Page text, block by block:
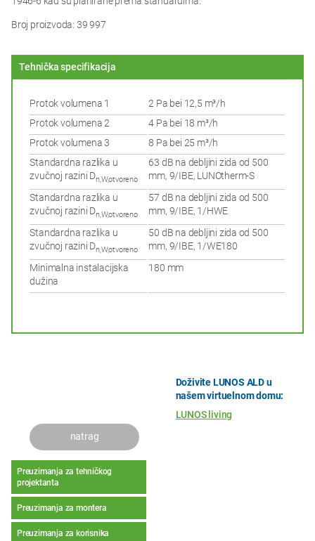
natrag
Preuzimanja za tehničkog
projektanta
Preuzimanja za montera
Preuzimanja za korisnika
Broj proizvoda: 39 997
Tehnička specifikacija
Protok volumena 1
2 Pa bei 12,5 m³/h
Protok volumena 2
4 Pa bei 18 m³/h
Protok volumena 3
8 Pa bei 25 m³/h
Standardna razlika u
zvučnoj razini Dn,W,otvoreno
63 dB na debljini zida od 500
mm, 9/IBE, LUNOtherm-S
Standardna razlika u
zvučnoj razini Dn,W,otvoreno
57 dB na debljini zida od 500
mm, 9/IBE, 1/HWE
Standardna razlika u
zvučnoj razini Dn,W,otvoreno
50 dB na debljini zida od 500
mm, 9/IBE, 1/WE180
Minimalna instalacijska
dužina
180 mm
Doživite LUNOS ALD u
našem virtuelnom domu:
LUNOS living